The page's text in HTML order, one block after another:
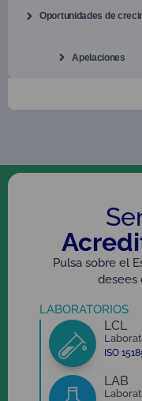
Oportunidades de
Apelaciones
Pulsa sobre el
desees
LABORATORIOS
LCL
ISO
LAB